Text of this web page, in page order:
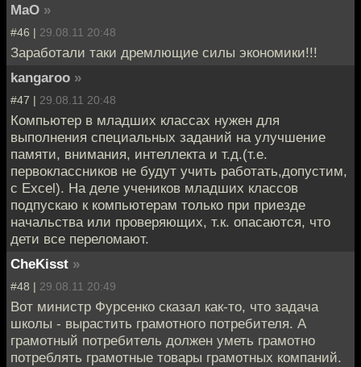
MaO »
#46 | 29.08.11 20:48
Заработали таки дремлющие силы экономики!!!
kangaroo »
#47 | 29.08.11 20:48
Компьютер в младших классах нужен для
выполнения специальных заданий на улучшение
памяти, внимания, интеллекта и т.д.(т.е.
первоклассников не будут учить работать,допустим,
с Exсel). На деле учеников младших классов
подпускаю к компьютерам только при приезде
начальства или проверяющих, т.к. опасаются, что
дети все переломают.
CheKisst »
#48 | 29.08.11 20:49
Вот министр Фурсенко сказал как-то, что задача
школы - вырастить грамотного потребителя. А
грамотный потребитель должен уметь грамотно
потреблять грамотные товары грамотных компаний.